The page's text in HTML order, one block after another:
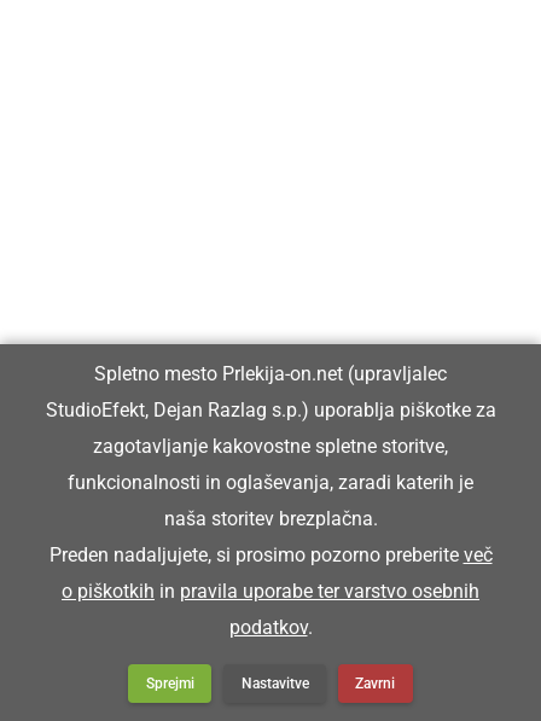
Spletno mesto Prlekija-on.net (upravljalec
StudioEfekt, Dejan Razlag s.p.) uporablja piškotke za
zagotavljanje kakovostne spletne storitve,
funkcionalnosti in oglaševanja, zaradi katerih je
naša storitev brezplačna.
Preden nadaljujete, si prosimo pozorno preberite več
o piškotkih in pravila uporabe ter varstvo osebnih
podatkov.
Sprejmi Nastavitve Zavrni